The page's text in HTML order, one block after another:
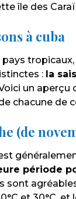
île des
à cuba
pays
: la
un aperçu
chacune de
(de
période
sont